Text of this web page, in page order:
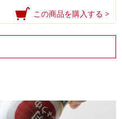
この商品を購入する >